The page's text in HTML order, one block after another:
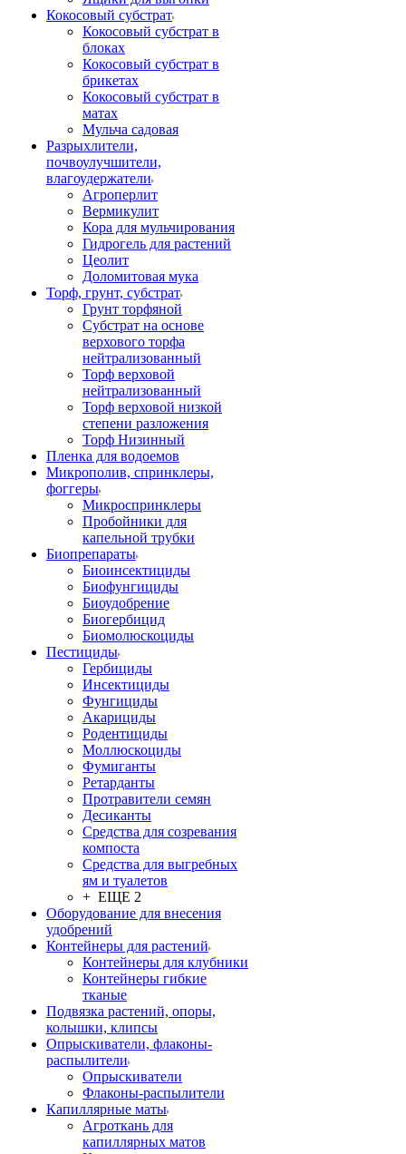
Кокосовый субстрат
Кокосовый субстрат в
блоках
Кокосовый субстрат в
брикетах
Кокосовый субстрат в
матах
Мульча садовая
Разрыхлители,
почвоулучшители,
влагоудержатели
Агроперлит
Вермикулит
Кора для мульчирования
Гидрогель для растений
Цеолит
Доломитовая мука
Торф, грунт, субстрат
Грунт торфяной
Субстрат на основе
верхового торфа
нейтрализованный
Торф верховой
нейтрализованный
Торф верховой низкой
степени разложения
Торф Низинный
Пленка для водоемов
Микрополив, спринклеры,
фоггеры
Микроспринклеры
Пробойники для
капельной трубки
Биопрепараты
Биоинсектициды
Биофунгициды
Биоудобрение
Биогербицид
Биомолюскоциды
Пестициды
Гербициды
Инсектициды
Фунгициды
Акарициды
Родентициды
Моллюскоциды
Фумиганты
Ретарданты
Протравители семян
Десиканты
Средства для созревания
компоста
Средства для выгребных
ям и туалетов
+ ЕЩЕ 2
Оборудование для внесения
удобрений
Контейнеры для растений
Контейнеры для клубники
Контейнеры гибкие
тканые
Подвязка растений, опоры,
колышки, клипсы
Опрыскиватели, флаконы-
распылители
Опрыскиватели
Флаконы-распылители
Капиллярные маты
Агроткань для
капиллярных матов